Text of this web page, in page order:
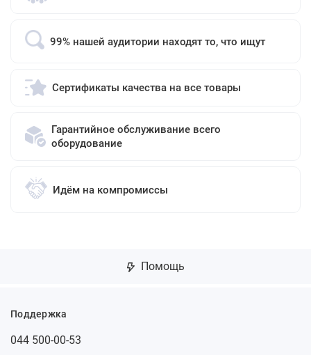
99% нашей аудитории находят то, что ищут
Сертификаты качества на все товары
Гарантийное обслуживание всего
оборудование
Идём на компромиссы
Помощь
Поддержка
044 500-00-53